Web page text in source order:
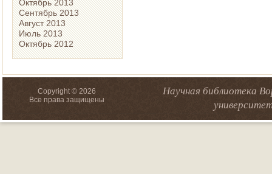
Октябрь 2013
Сентябрь 2013
Август 2013
Июль 2013
Октябрь 2012
Copyright © 2026
Все права защищены
Научная библиотека